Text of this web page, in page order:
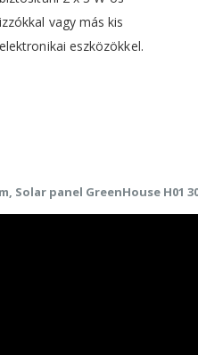
izzókkal vagy más kis
elektronikai eszközökkel.
Solar panel GreenHouse H01